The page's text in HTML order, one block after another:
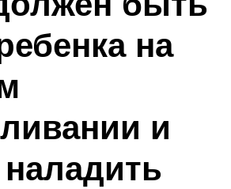
на
и
наладить